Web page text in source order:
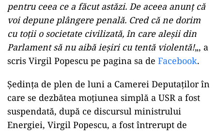
pentru ceea ce a făcut astăzi. De aceea anunţ că
voi depune plângere penală. Cred că ne dorim
cu toţii o societate civilizată, în care aleşii din
Parlament să nu aibă ieşiri cu tentă violentă!„, a
scris Virgil Popescu pe pagina sa de Facebook.
Ședința de plen de luni a Camerei Deputaţilor în
care se dezbătea moţiunea simplă a USR a fost
suspendată, după ce discursul ministrului
Energiei, Virgil Popescu, a fost întrerupt de